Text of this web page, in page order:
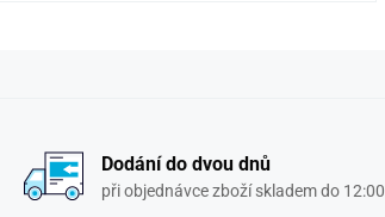
Dodání do dvou dnů
při objednávce zboží skladem do 12:00